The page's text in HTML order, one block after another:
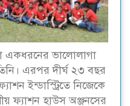
একধরনের ভালোলাগা
এরপর দীর্ঘ ২৩ বছর
ইন্ডাস্ট্রিতে নিজেকে
ফ্যাশন হাউস অঞ্জনসের